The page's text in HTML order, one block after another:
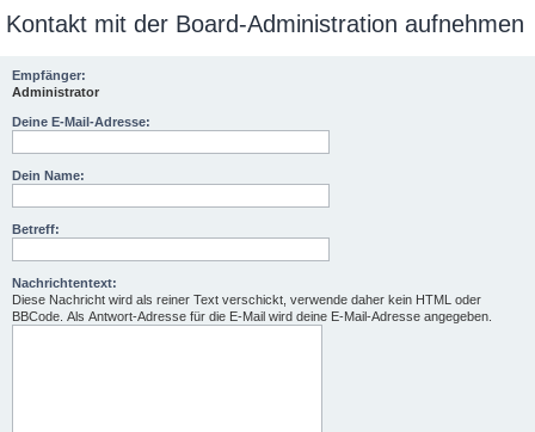
Kontakt mit der Board-Administration aufnehmen
Empfänger:
Administrator
Deine E-Mail-Adresse:
Dein Name:
Betreff:
Nachrichtentext:
Diese Nachricht wird als reiner Text verschickt, verwende daher kein HTML oder
BBCode. Als Antwort-Adresse für die E-Mail wird deine E-Mail-Adresse angegeben.